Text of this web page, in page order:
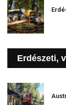
Erdészeti,